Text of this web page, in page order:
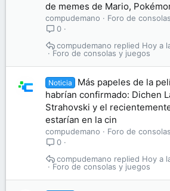
de memes de Mario,
compudemano
Foro de
0
Foro de consolas y juegos
Hoy a
compudemano
Noticia
Más papeles de la
habrían confirmado: Dichen
Strahovski y el
estarían en la cin
compudemano
Foro de
0
Foro de consolas y juegos
Hoy a
compudemano